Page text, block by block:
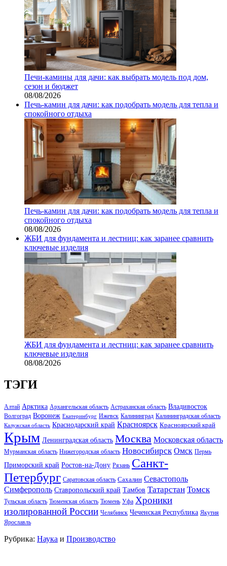
Печи-камины для дачи: как выбрать модель под дом,
сезон и бюджет
08/08/2026
Печь-камин для дачи: как подобрать модель для тепла и
спокойного отдыха
Печь-камин для дачи: как подобрать модель для тепла и
спокойного отдыха
08/08/2026
ЖБИ для фундамента и лестниц: как заранее сравнить
ключевые изделия
ЖБИ для фундамента и лестниц: как заранее сравнить
ключевые изделия
08/08/2026
ТЭГИ
Алтай Арктика Архангельская область Астраханская область Владивосток
Волгоград Воронеж Екатеринбург Ижевск Калининград Калининградская область
Калужская область Краснодарский край Красноярск Красноярский край
Крым Ленинградская область Москва Московская область
Мурманская область Нижегородская область Новосибирск Омск Пермь
Приморский край Ростов-на-Дону Рязань Санкт-
Петербург Саратовская область Сахалин Севастополь
Симферополь Ставропольский край Тамбов Татарстан Томск
Тульская область Тюменская область Тюмень Уфа Хроники
изолированной России Челябинск Чеченская Республика Якутия
Ярославль
Рубрика: Наука и Производство